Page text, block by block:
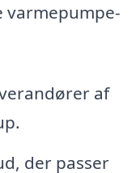
varmepumpe-
af
der passer